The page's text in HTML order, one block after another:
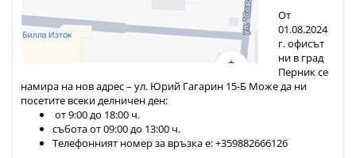
От
01.08.2024
г. офисът
ни в град
Перник се
намира на нов адрес – ул. Юрий Гагарин 15-Б Може да ни
посетите всеки делничен ден:
от 9:00 до 18:00 ч.
събота от 09:00 до 13:00 ч.
Телефонният номер за връзка е: +359882666126